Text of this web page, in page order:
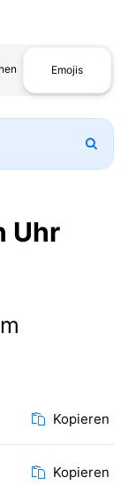
Emojis
Uhr
Kopieren
Kopieren